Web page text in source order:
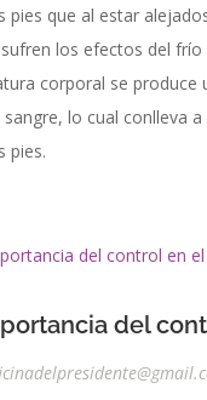
pies que al estar
los efectos del
corporal se produce
sangre, lo cual conlleva
pies.
del